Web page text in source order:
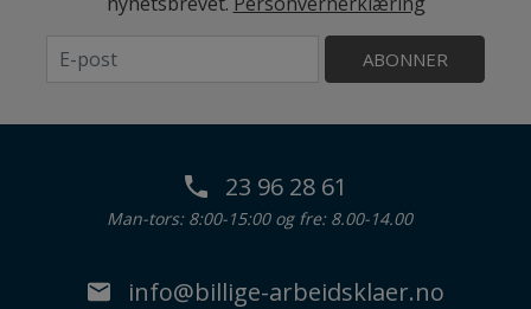
ABONNER
23 96 28 61
Man-tors: 8:00-15:00 og fre: 8.00-14.00
info@billige-arbeidsklaer.no